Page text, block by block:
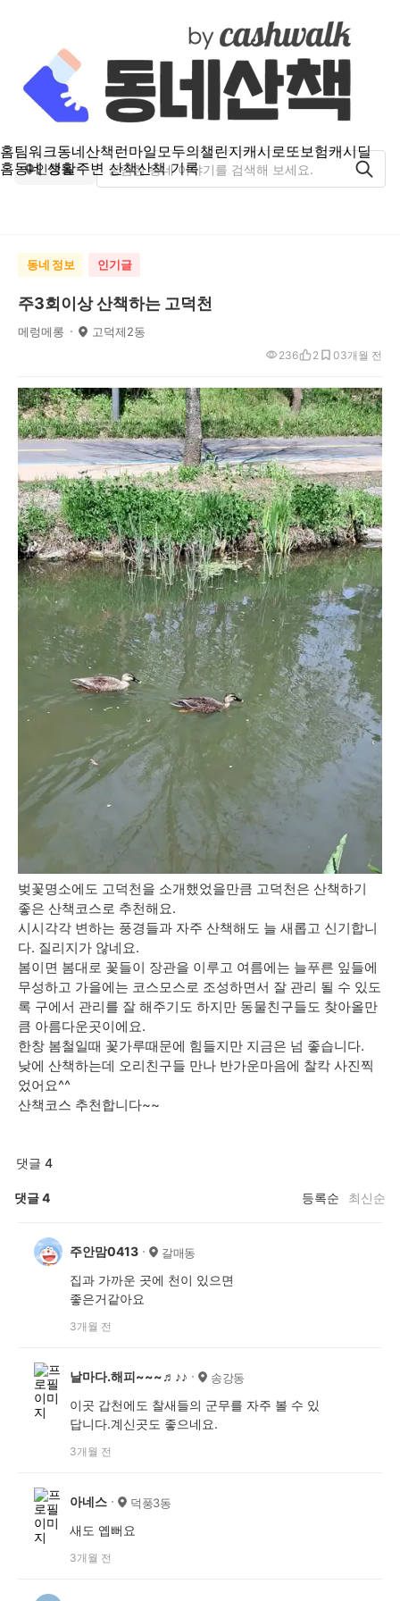
홈팀워크동네산책런마일모두의챌린지캐시로또보험캐시딜
홈동네 생활주변 산책산책 기록
인창동
동네 정보 인기글
주3회이상 산책하는 고덕천
메렁메롱 고덕제2동
3개월 전
236 2 0
벚꽃명소에도 고덕천을 소개했었을만큼 고덕천은 산책하기
좋은 산책코스로 추천해요.
시시각각 변하는 풍경들과 자주 산책해도 늘 새롭고 신기합니
다. 질리지가 않네요.
봄이면 봄대로 꽃들이 장관을 이루고 여름에는 늘푸른 잎들에
무성하고 가을에는 코스모스로 조성하면서 잘 관리 될 수 있도
록 구에서 관리를 잘 해주기도 하지만 동물친구들도 찾아올만
큼 아름다운곳이에요.
한창 봄철일때 꽃가루때문에 힘들지만 지금은 넘 좋습니다.
낮에 산책하는데 오리친구들 만나 반가운마음에 찰칵 사진찍
었어요^^
산책코스 추천합니다~~
댓글 4
댓글4 등록순 최신순
주안맘0413 갈매동
집과 가까운 곳에 천이 있으면
좋은거같아요
3개월 전
날마다.해피~~~♬♪♪ 송강동
이곳 갑천에도 찰새들의 군무를 자주 볼 수 있
답니다.계신곳도 좋으네요.
3개월 전
아네스 덕풍3동
새도 옙뻐요
3개월 전